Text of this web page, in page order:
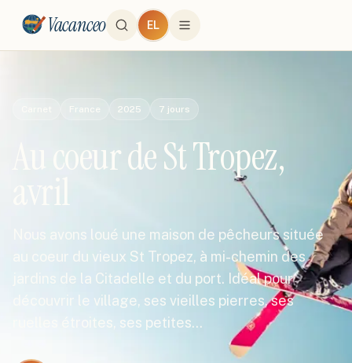
Vacanceo EL
France 2025 7 jours
Au coeur de St Tropez,
avril
Nous avons loué une maison de pêcheurs située
au coeur du vieux St Tropez, à mi-chemin des
jardins de la Citadelle et du port. Idéal pour
découvrir le village, ses vieilles pierres, ses
ruelles étroites, ses petites…